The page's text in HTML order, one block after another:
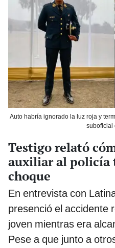
Auto habría ignorado la luz roja y
suboficial
Testigo relató
auxiliar al policía
choque
En entrevista con
presenció el accidente
joven mientras era
Pese a que junto a